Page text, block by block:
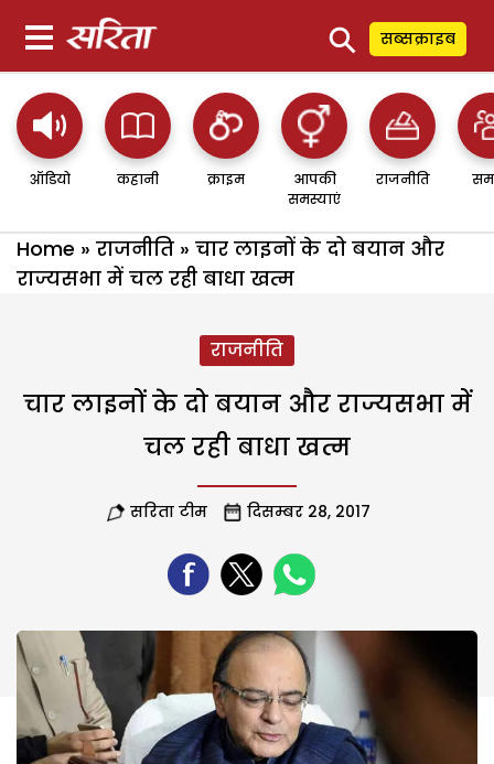
⚲ सब्सक्राइब
ऑडियो कहानी क्राइम
आपकी
समस्याएं
राजनीति
Home » राजनीति » चार लाइनों के दो बयान और
राज्यसभा में चल रही बाधा खत्म
राजनीति
चार लाइनों के दो बयान और राज्यसभा में
चल रही बाधा खत्म
सरिता टीम दिसम्बर 28, 2017